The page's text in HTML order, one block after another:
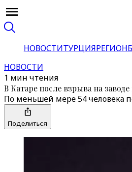
НОВОСТИТУРЦИЯРЕГИОН
НОВОСТИ
1 мин чтения
В Катаре после взрыва на
По меньшей мере 54 человека
Поделиться